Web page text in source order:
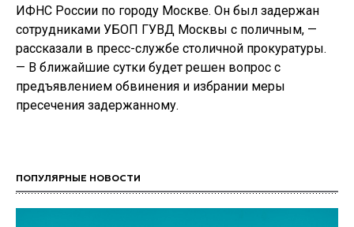
ИФНС России по городу Москве. Он был задержан
сотрудниками УБОП ГУВД Москвы с поличным, —
рассказали в пресс-службе столичной прокуратуры.
— В ближайшие сутки будет решен вопрос с
предъявлением обвинения и избрании меры
пресечения задержанному.
ПОПУЛЯРНЫЕ НОВОСТИ